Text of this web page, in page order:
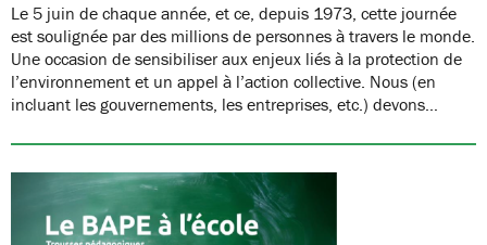
Le 5 juin de chaque année, et ce, depuis 1973, cette journée
est soulignée par des millions de personnes à travers le monde.
Une occasion de sensibiliser aux enjeux liés à la protection de
l’environnement et un appel à l’action collective. Nous (en
incluant les gouvernements, les entreprises, etc.) devons…